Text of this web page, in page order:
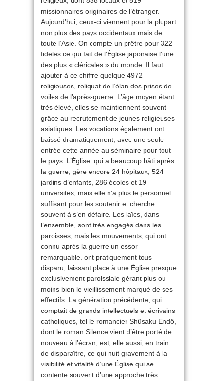
missionnaires originaires de l’étranger.
Aujourd’hui, ceux-ci viennent pour la plupart
non plus des pays occidentaux mais de
toute l’Asie. On compte un prêtre pour 322
fidèles ce qui fait de l’Église japonaise l’une
des plus « cléricales » du monde. Il faut
ajouter à ce chiffre quelque 4972
religieuses, reliquat de l’élan des prises de
voiles de l’après-guerre. L’âge moyen étant
très élevé, elles se maintiennent souvent
grâce au recrutement de jeunes religieuses
asiatiques. Les vocations également ont
baissé dramatiquement, avec une seule
entrée cette année au séminaire pour tout
le pays. L’Église, qui a beaucoup bâti après
la guerre, gère encore 24 hôpitaux, 524
jardins d’enfants, 286 écoles et 19
universités, mais elle n’a plus le personnel
suffisant pour les soutenir et cherche
souvent à s’en défaire. Les laïcs, dans
l’ensemble, sont très engagés dans les
paroisses, mais les mouvements, qui ont
connu après la guerre un essor
remarquable, ont pratiquement tous
disparu, laissant place à une Église presque
exclusivement paroissiale gérant plus ou
moins bien le vieillissement marqué de ses
effectifs. La génération précédente, qui
comptait de grands intellectuels et écrivains
catholiques, tel le romancier Shûsaku Endô,
dont le roman Silence vient d’être porté de
nouveau à l’écran, est, elle aussi, en train
de disparaître, ce qui nuit gravement à la
visibilité et vitalité d’une Église qui se
contente souvent d’une approche très